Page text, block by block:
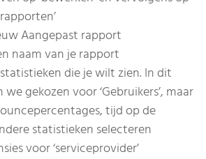
Aangepast rapport
naam van je rapport
die je wilt zien. In dit
gekozen voor ‘Gebruikers’, maar
tijd op de
statistieken selecteren
voor ‘serviceprovider’